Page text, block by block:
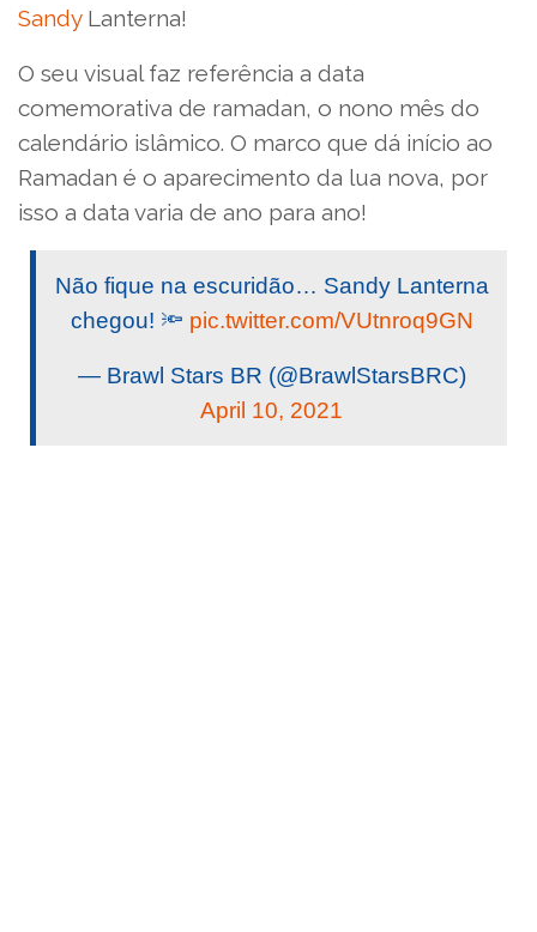
SandyLanterna!
O seu visual faz referência a data
comemorativa de ramadan, o nono mês do
calendário islâmico. O marco que dá início ao
Ramadan é o aparecimento da lua nova, por
isso a data varia de ano para ano!
Não fique na escuridão… Sandy Lanterna
chegou! 🔦 pic.twitter.com/VUtnroq9GN
— Brawl Stars BR (@BrawlStarsBRC)
April 10, 2021